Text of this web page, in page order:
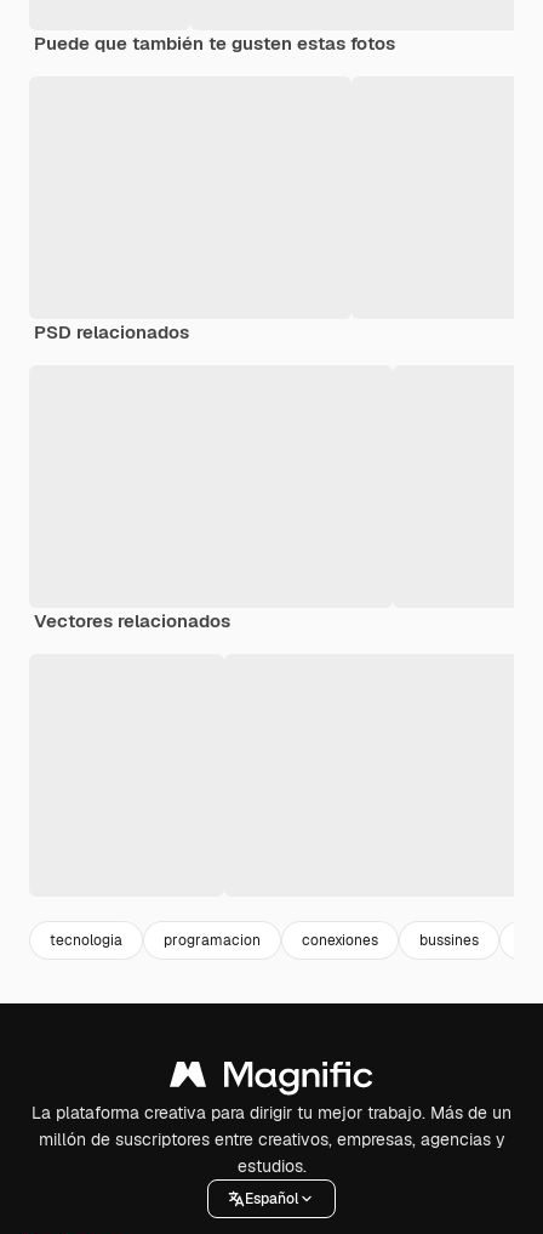
Puede que también te gusten estas fotos
PSD relacionados
Vectores relacionados
tecnologia programacion conexiones bussines
La plataforma creativa para dirigir tu mejor trabajo. Más de un
millón de suscriptores entre creativos, empresas, agencias y
estudios.
Español